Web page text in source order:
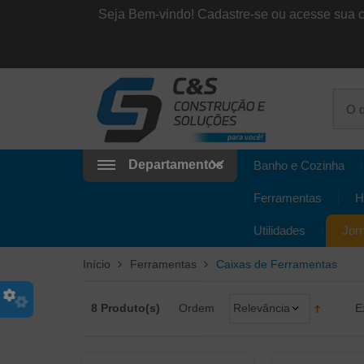
Seja Bem-vindo! Cadastre-se ou acesse sua
Departamentos Banho e Cozinha
Ferramentas
Utilidades
Início Ferramentas Caixas de Ferramentas
8 Produto(s) Ordem Relevância